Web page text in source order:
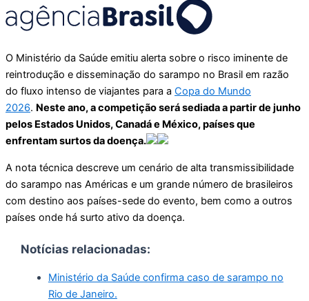
O Ministério da Saúde emitiu alerta sobre o risco iminente de
reintrodução e disseminação do sarampo no Brasil em razão
do fluxo intenso de viajantes para a Copa do Mundo
2026. Neste ano, a competição será sediada a partir de junho
pelos Estados Unidos, Canadá e México, países que
enfrentam surtos da doença.
A nota técnica descreve um cenário de alta transmissibilidade
do sarampo nas Américas e um grande número de brasileiros
com destino aos países-sede do evento, bem como a outros
países onde há surto ativo da doença.
Notícias relacionadas:
Ministério da Saúde confirma caso de sarampo no
Rio de Janeiro.